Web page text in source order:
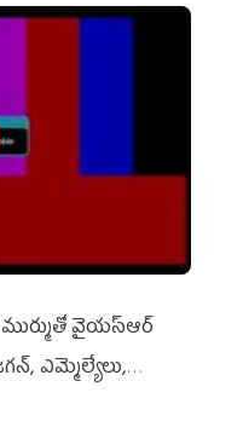
ముర్ముతో వైయ‌స్ఆర్
ఎమ్మెల్యేలు,